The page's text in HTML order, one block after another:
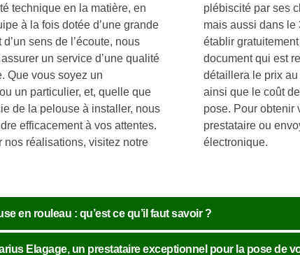
technique en la matière, en
à la fois dotée d’une grande
sens de l’écoute, nous
un service d’une qualité
Que vous soyez un
un particulier, et, quelle que
de la pelouse à installer, nous
efficacement à vos attentes.
nos réalisations, visitez notre
plébiscité par ses
mais aussi dans le
établir
document qui est
détaillera le prix
ainsi que le coût
pose. Pour obtenir
prestataire ou
électronique.
en rouleau : qu’est ce qu’il faut savoir ?
Elagage, un prestataire exceptionnel pour la pose de